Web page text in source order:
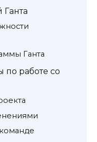
Ганта
Ганта
по работе со